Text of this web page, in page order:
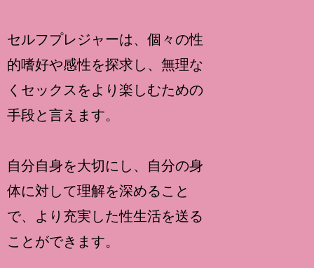
セルフプレジャーは、個々の性
的嗜好や感性を探求し、無理な
くセックスをより楽しむための
手段と言えます。
自分自身を大切にし、自分の身
体に対して理解を深めること
で、より充実した性生活を送る
ことができます。